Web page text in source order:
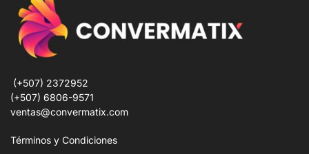
(+507) 2372952
(+507) 6806-9571
ventas@convermatix.com
Términos y Condiciones